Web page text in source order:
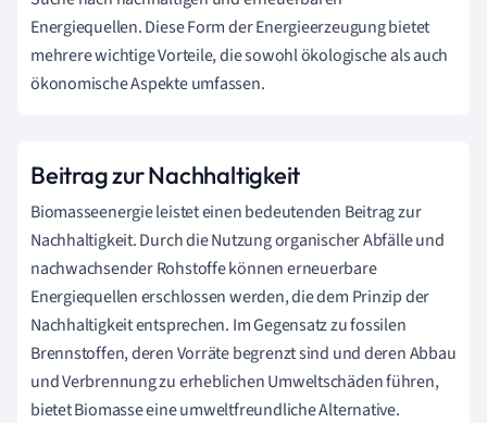
Energiequellen. Diese Form der Energieerzeugung bietet
mehrere wichtige Vorteile, die sowohl ökologische als auch
ökonomische Aspekte umfassen.
Beitrag zur Nachhaltigkeit
Biomasseenergie leistet einen bedeutenden Beitrag zur
Nachhaltigkeit. Durch die Nutzung organischer Abfälle und
nachwachsender Rohstoffe können erneuerbare
Energiequellen erschlossen werden, die dem Prinzip der
Nachhaltigkeit entsprechen. Im Gegensatz zu fossilen
Brennstoffen, deren Vorräte begrenzt sind und deren Abbau
und Verbrennung zu erheblichen Umweltschäden führen,
bietet Biomasse eine umweltfreundliche Alternative.